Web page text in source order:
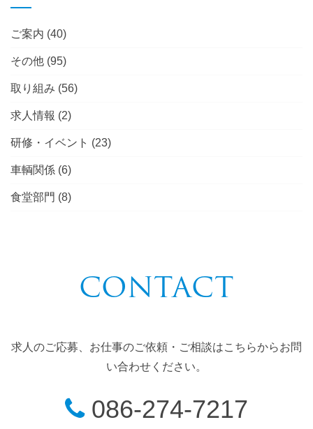
ご案内 (40)
その他 (95)
取り組み (56)
求人情報 (2)
研修・イベント (23)
車輌関係 (6)
食堂部門 (8)
CONTACT
求人のご応募、お仕事のご依頼・ご相談はこちらからお問
い合わせください。
086-274-7217